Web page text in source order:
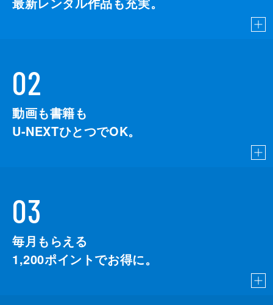
02
動画も書籍も
U-NEXTひとつでOK。
03
毎月もらえる
1,200ポイントでお得に。